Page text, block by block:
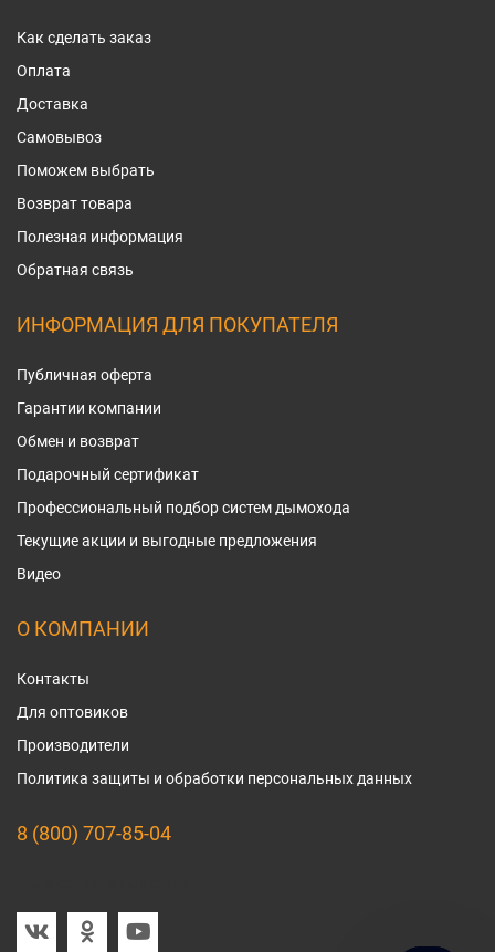
Как сделать заказ
Оплата
Доставка
Самовывоз
Поможем выбрать
Возврат товара
Полезная информация
Обратная связь
ИНФОРМАЦИЯ ДЛЯ ПОКУПАТЕЛЯ
Публичная оферта
Гарантии компании
Обмен и возврат
Подарочный сертификат
Профессиональный подбор систем дымохода
Текущие акции и выгодные предложения
Видео
О КОМПАНИИ
Контакты
Для оптовиков
Производители
Политика защиты и обработки персональных данных
8 (800) 707-85-04